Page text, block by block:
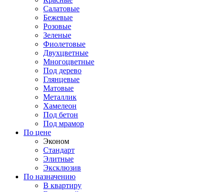
Салатовые
Бежевые
Розовые
Зеленые
Фиолетовые
Двухцветные
Многоцветные
Под дерево
Глянцевые
Матовые
Металлик
Хамелеон
Под бетон
Под мрамор
По цене
Эконом
Стандарт
Элитные
Эксклюзив
По назначению
В квартиру